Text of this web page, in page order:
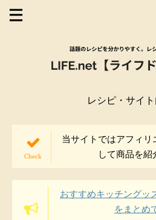
レシピ・サイ
当サイトではアフィ
して商品を紹
おすすめキッチングッ
をまとめ